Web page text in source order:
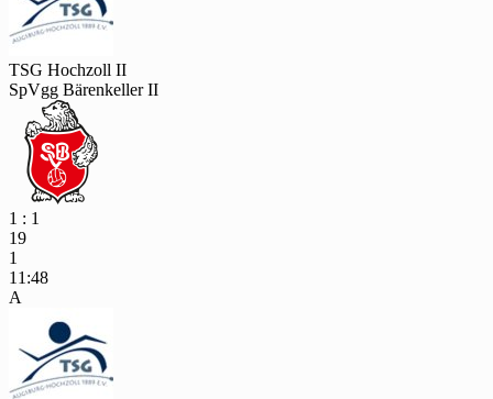
TSG Hochzoll II
SpVgg Bärenkeller II
1 : 1
19
1
11:48
A